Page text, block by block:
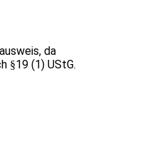
da
§19 (1) UStG.